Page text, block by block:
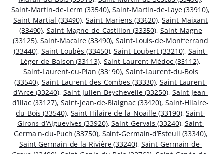
Saint-Martin-de-Lerm (33540), Saint-Martin-de-Laye (33910),
Saint-Martial (33490), Saint-Mariens (33620), Saint-Maixant
(33490), Saint-Magne-de-Castillon (33350), Saint-Magne
(33125), Saint-Macaire (33490), Saint-Louis-de-Montferrand
(33440), Saint-Loubès (33450), Saint-Loubert (33210), Saint-
Léger-de-Balson (33113), Saint-Laurent-Médoc (33112),
Saint-Laurent-du-Plan (33190), Saint-Laurent-du-Bois
(33540), Saint-Laurent-des-Combes (33330), Saint-Laurent-
d’Arce (33240), Saint-Julien-Beychevelle (33250), Saint-Jean-
d’Illac (33127), Saint-Jean-de-Blaignac (33420), Saint-Hilaire-
du-Bois (33540), Saint-Hilaire-de-la-Noaille (33190), Saint-
Girons-d’Aiguevives (33920), Saint-Gervais (33240), Saint-
Germain-du-Puch (33750), Saint-Germain-d’Esteuil (33340),
Saint-Germain-de-la-Rivière (33240), Saint-Germain-de-